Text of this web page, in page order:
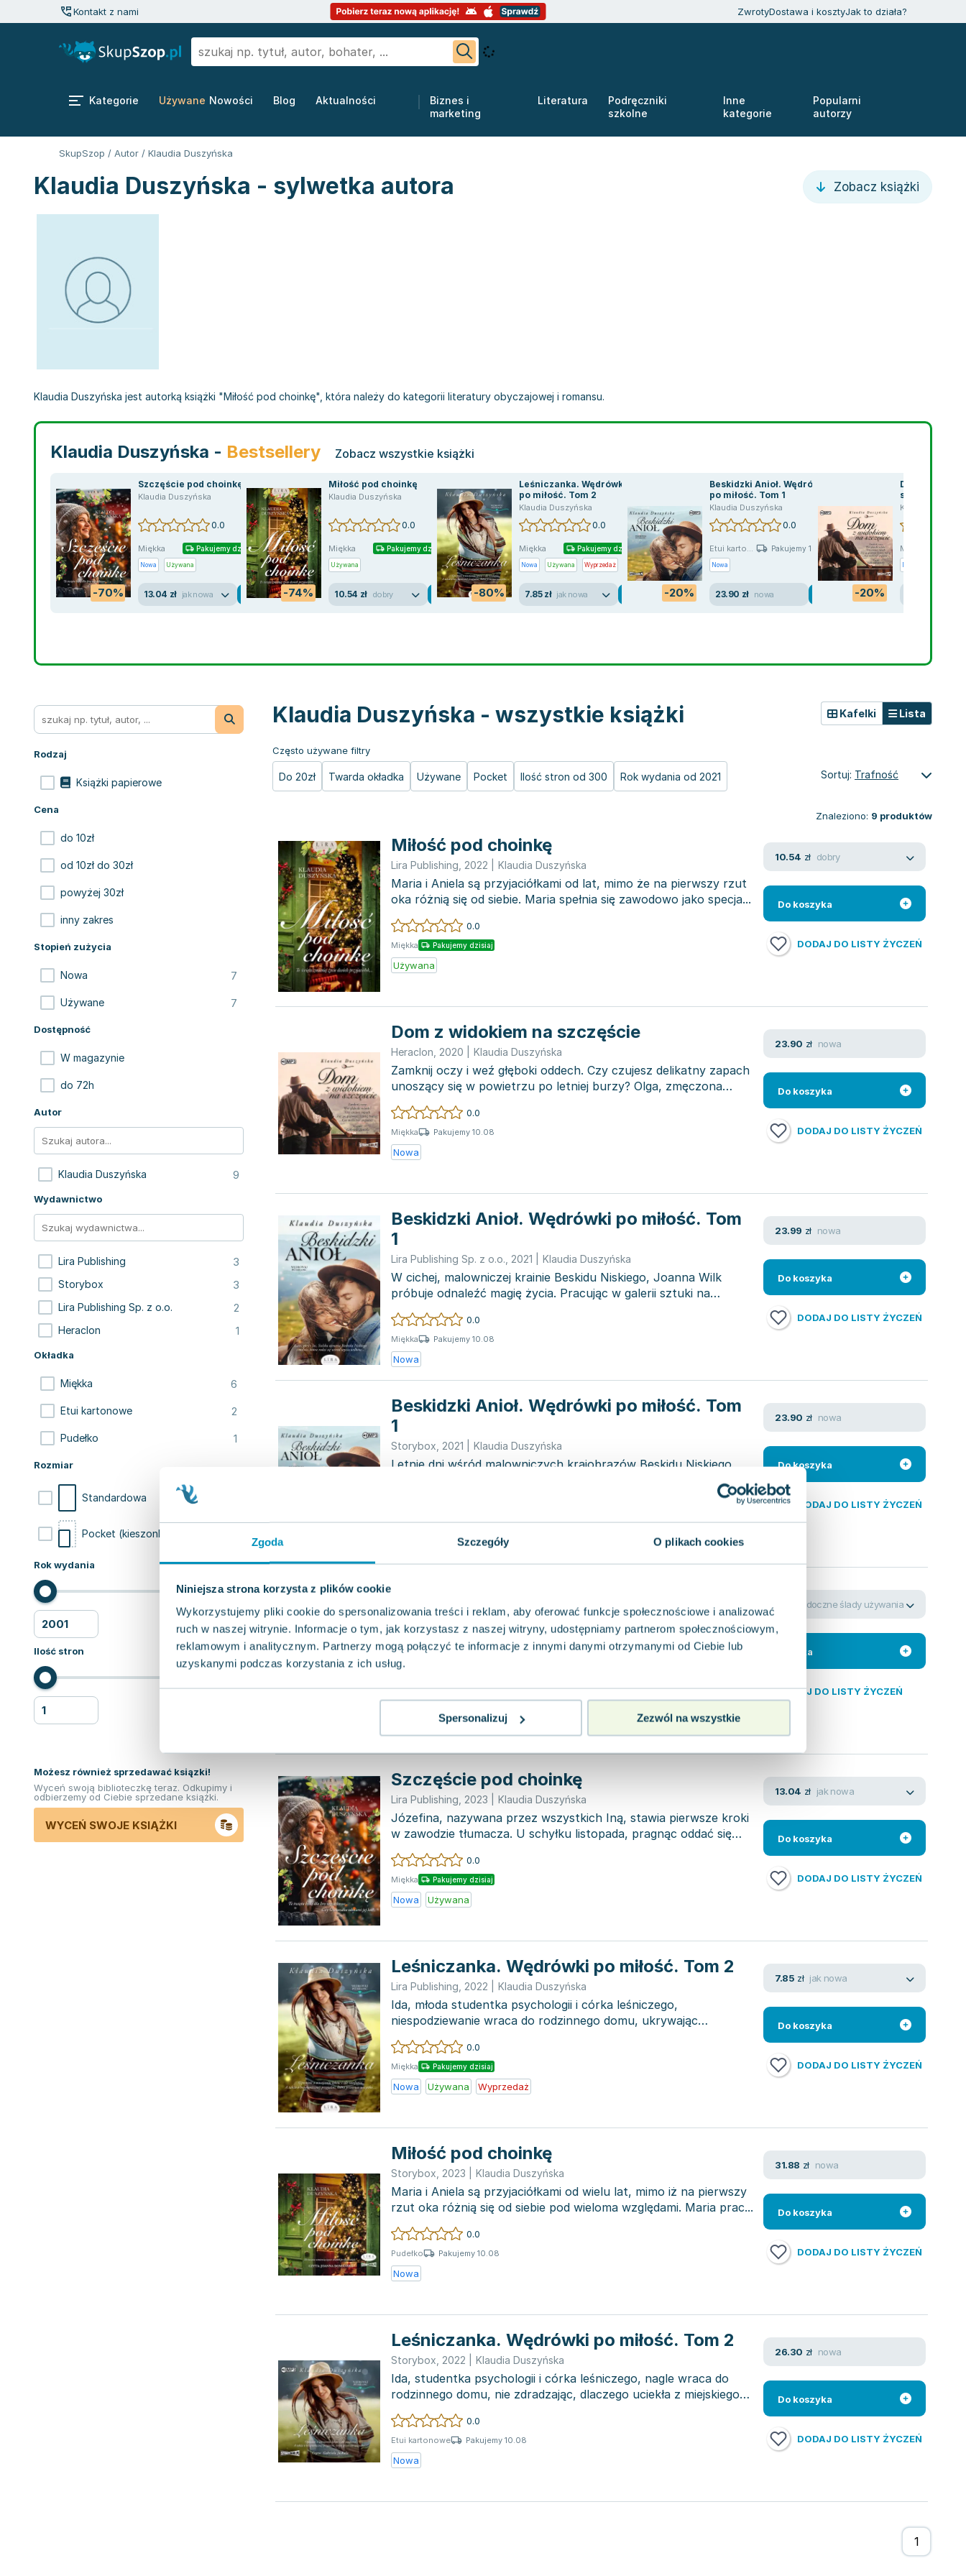
Zgoda Szczegóły O plikach cookies
Niniejsza strona korzysta z plików cookie
Wykorzystujemy pliki cookie do spersonalizowania treści i reklam, aby oferować funkcje społecznościowe i analizować
ruch w naszej witrynie. Informacje o tym, jak korzystasz z naszej witryny, udostępniamy partnerom społecznościowym,
reklamowym i analitycznym. Partnerzy mogą połączyć te informacje z innymi danymi otrzymanymi od Ciebie lub
uzyskanymi podczas korzystania z ich usług.
Spersonalizuj Zezwól na wszystkie
Kontakt z nami ZwrotyDostawa i kosztyJak to działa?
Kategorie Używane Nowości Blog Aktualności
Biznes i
marketing
Literatura
Podręczniki
szkolne
Inne
kategorie
Popularni
autorzy
SkupSzop / Autor / Klaudia Duszyńska
Klaudia Duszyńska - sylwetka autora Zobacz książki
Klaudia Duszyńska jest autorką książki "Miłość pod choinkę", która należy do kategorii literatury obyczajowej i romansu.
Klaudia Duszyńska - Bestsellery Zobacz wszystkie książki
-70%
Szczęście pod choinkę
Klaudia Duszyńska
0.0
Miękka Pakujemy dzisiaj
Nowa Używana
13.04 zł jak nowa -74%
Miłość pod choinkę
Klaudia Duszyńska
0.0
Miękka Pakujemy dzisiaj
Używana
10.54 zł dobry -80%
Leśniczanka. Wędrówki
po miłość. Tom 2
Klaudia Duszyńska
0.0
Miękka Pakujemy dzisiaj
Nowa Używana Wyprzedaż
7.85 zł jak nowa -20%
Beskidzki Anioł. Wędrówki
po miłość. Tom 1
Klaudia Duszyńska
0.0
Etui karto... Pakujemy 10.08
Nowa
23.90 zł nowa -20%
Dom z
szczęście
Klaudia
Miękka
Nowa
Rodzaj
Książki papierowe
Cena
do 10zł
od 10zł do 30zł
powyżej 30zł
inny zakres
Stopień zużycia
Nowa 7
Używane 7
Dostępność
W magazynie
do 72h
Autor
Klaudia Duszyńska 9
Wydawnictwo
Lira Publishing 3
Storybox 3
Lira Publishing Sp. z o.o. 2
Heraclon 1
Okładka
Miękka 6
Etui kartonowe 2
Pudełko 1
Rozmiar
Standardowa
Pocket (kieszonkowa)
Rok wydania
Ilość stron
Możesz również sprzedawać ksiązki!
Wyceń swoją biblioteczkę teraz. Odkupimy i
odbierzemy od Ciebie sprzedane książki.
WYCEŃ SWOJE KSIĄŻKI
Klaudia Duszyńska - wszystkie książki
Często używane filtry
Do 20zł Twarda okładka Używane Pocket Ilość stron od 300 Rok wydania od 2021
Kafelki Lista
Sortuj: Trafność
Znaleziono: 9 produktów
Miłość pod choinkę
Lira Publishing 2022 Klaudia Duszyńska
Maria i Aniela są przyjaciółkami od lat, mimo że na pierwszy rzut
oka różnią się od siebie. Maria spełnia się zawodowo jako specja...
0.0
Miękka Pakujemy dzisiaj
Używana
10.54 zł dobry
Do koszyka
DODAJ DO LISTY ŻYCZEŃ
Dom z widokiem na szczęście
Heraclon 2020 Klaudia Duszyńska
Zamknij oczy i weź głęboki oddech. Czy czujesz delikatny zapach
unoszący się w powietrzu po letniej burzy? Olga, zmęczona
latami p...
0.0
Miękka Pakujemy 10.08
Nowa
23.90 zł nowa
Do koszyka
DODAJ DO LISTY ŻYCZEŃ
Beskidzki Anioł. Wędrówki po miłość. Tom
1
Lira Publishing Sp. z o.o. 2021 Klaudia Duszyńska
W cichej, malowniczej krainie Beskidu Niskiego, Joanna Wilk
próbuje odnaleźć magię życia. Pracując w galerii sztuki na
znanym krak...
0.0
Miękka Pakujemy 10.08
Nowa
23.99 zł nowa
Do koszyka
DODAJ DO LISTY ŻYCZEŃ
Beskidzki Anioł. Wędrówki po miłość. Tom
1
Storybox 2021 Klaudia Duszyńska
Letnie dni wśród malowniczych krajobrazów Beskidu Niskiego
stają się tłem dla historii miłości i poszukiwania szczęścia. Joanna
Etui kartonowe Pakujemy 10.08
23.90 zł nowa
Do koszyka
DODAJ DO LISTY ŻYCZEŃ
Lira Publishing Sp. z o.o., 2020| Klaudia Duszyńska
Zamknij oczy i weź głęboki oddech. Czy słyszysz dźwięk
deszczu po pierwszej letniej burzy? Czy to nie jest piękne?
Olga, po latach...
Wyprzedaż
widoczne ślady używania
Do koszyka
DODAJ DO LISTY ŻYCZEŃ
Szczęście pod choinkę
Lira Publishing 2023 Klaudia Duszyńska
Józefina, nazywana przez wszystkich Iną, stawia pierwsze kroki
w zawodzie tłumacza. U schyłku listopada, pragnąc oddać się
pracy n...
0.0
Miękka Pakujemy dzisiaj
Nowa Używana
13.04 zł jak nowa
Do koszyka
DODAJ DO LISTY ŻYCZEŃ
Leśniczanka. Wędrówki po miłość. Tom 2
Lira Publishing 2022 Klaudia Duszyńska
Ida, młoda studentka psychologii i córka leśniczego,
niespodziewanie wraca do rodzinnego domu, ukrywając
przyczynę swojej ucieczki...
0.0
Miękka Pakujemy dzisiaj
Nowa Używana Wyprzedaż
7.85 zł jak nowa
Do koszyka
DODAJ DO LISTY ŻYCZEŃ
Miłość pod choinkę
Storybox 2023 Klaudia Duszyńska
Maria i Aniela są przyjaciółkami od wielu lat, mimo iż na pierwszy
rzut oka różnią się od siebie pod wieloma względami. Maria prac...
0.0
Pudełko Pakujemy 10.08
Nowa
31.88 zł nowa
Do koszyka
DODAJ DO LISTY ŻYCZEŃ
Leśniczanka. Wędrówki po miłość. Tom 2
Storybox 2022 Klaudia Duszyńska
Ida, studentka psychologii i córka leśniczego, nagle wraca do
rodzinnego domu, nie zdradzając, dlaczego uciekła z miejskiego
zgieł...
0.0
Etui kartonowe Pakujemy 10.08
Nowa
26.30 zł nowa
Do koszyka
DODAJ DO LISTY ŻYCZEŃ